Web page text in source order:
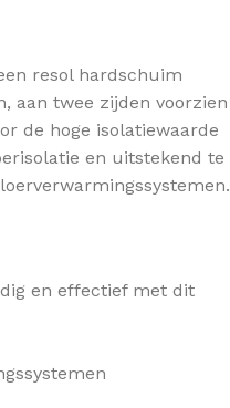
resol hardschuim
aan twee zijden voorzien
de hoge isolatiewaarde
en uitstekend te
en effectief met dit